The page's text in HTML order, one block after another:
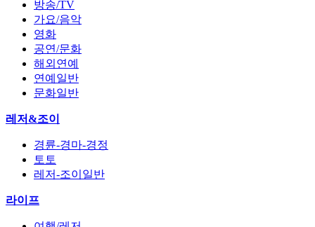
방송/TV
가요/음악
영화
공연/문화
해외연예
연예일반
문화일반
레저&조이
경륜-경마-경정
토토
레저-조이일반
라이프